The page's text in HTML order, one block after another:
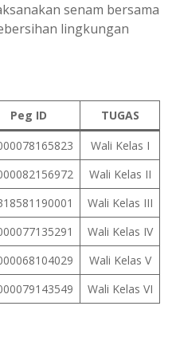
senam bersama
lingkungan
Peg ID
TUGAS
Wali Kelas I
Wali Kelas II
Wali Kelas III
Wali Kelas IV
Wali Kelas V
Wali Kelas VI